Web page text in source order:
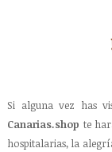
Si alguna vez has
Canarias.shop te
hospitalarias, la